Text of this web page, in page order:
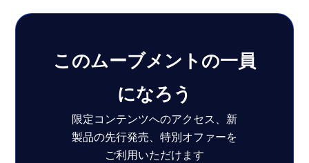
このムーブメントの一員
になろう
限定コンテンツへのアクセス、新
製品の先行発売、特別オファーを
ご利用いただけます